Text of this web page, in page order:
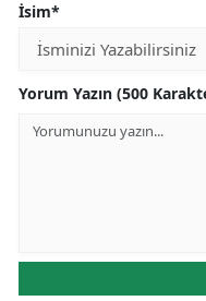
İsim*
Yorum Yazın (500